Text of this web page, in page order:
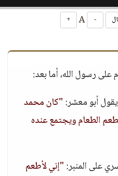
-
+
على رسول الله، أما بعد:
يقول أبو معشر:"كان محمد
الطعام ويجتمع عنده
على المنبر:"إني لأطعم